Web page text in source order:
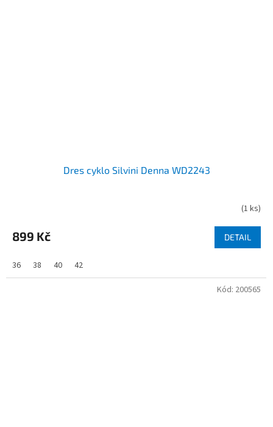
Dres cyklo Silvini Denna WD2243
(1 ks)
899 Kč DETAIL
36 38 40 42
Kód: 200565